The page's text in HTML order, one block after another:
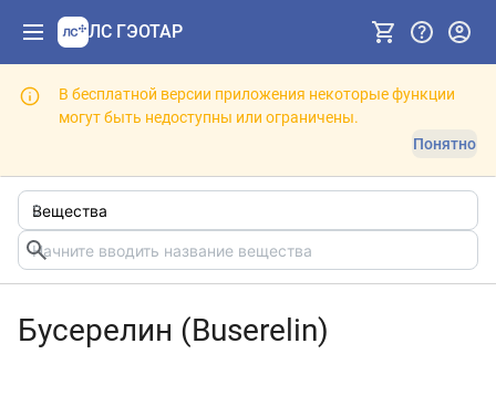
ЛС ГЭОТАР
В бесплатной версии приложения некоторые функции
могут быть недоступны или ограничены.
Понятно
Бусерелин (Buserelin)